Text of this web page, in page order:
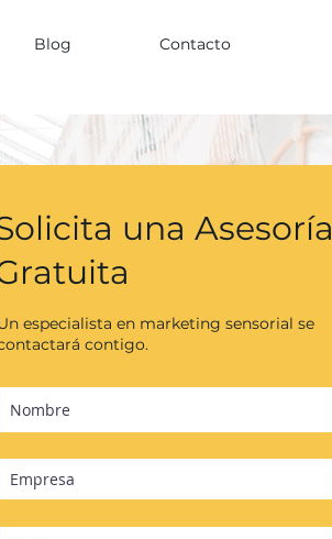
Blog Contacto
una Asesoría
especialista en marketing sensorial se
contigo.